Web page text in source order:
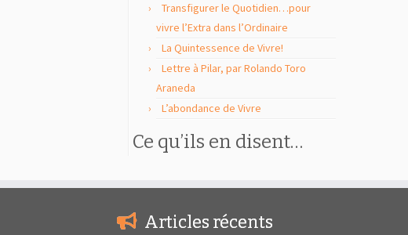
Transfigurer le Quotidien…pour
vivre l’Extra dans l’Ordinaire
La Quintessence de Vivre!
Lettre à Pilar, par Rolando Toro
Araneda
L’abondance de Vivre
Ce qu’ils en disent…
Articles récents